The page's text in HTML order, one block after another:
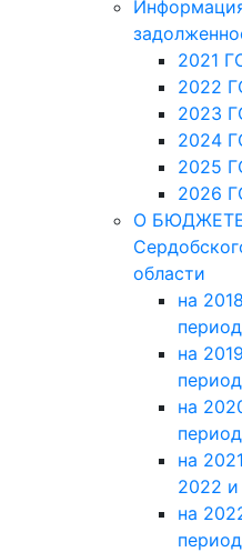
2021
2022
2023
2024
2025
2026
О БЮДЖЕТЕ
области
на
на
на
на
2022
на